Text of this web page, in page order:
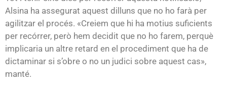
Alsina ha assegurat aquest dilluns que no ho farà per
agilitzar el procés. «Creiem que hi ha motius suficients
per recórrer, però hem decidit que no ho farem, perquè
implicaria un altre retard en el procediment que ha de
dictaminar si s’obre o no un judici sobre aquest cas»,
manté.